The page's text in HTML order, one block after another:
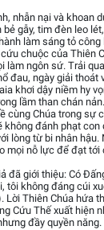
nhẫn nại và khoan
bẻ gẫy, tim đèn leo
làm sáng tỏ công
chuộc của Thiên
làm ngôn sứ. Trải
đau, ngày giải thoát
khơi dậy niềm hy
lầm than chán
cùng Chúa trong sự
không đánh phạt con
lòng từ bi nhân hậu.
mọi nỗ lực để đạt tới
đã giới thiệu: Có
tôi không đáng cúi
Lời Thiên Chúa hứa
Cứu Thế xuất hiện
đầy quyền